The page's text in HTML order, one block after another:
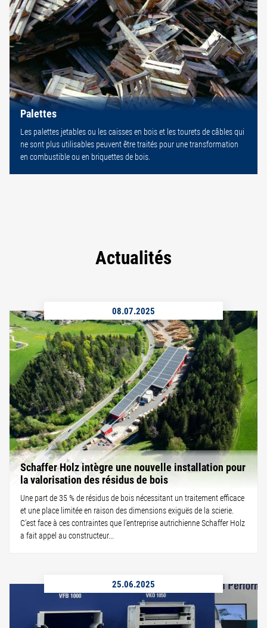
Palettes
Les palettes jetables ou les caisses en bois et les tourets de câbles qui
ne sont plus utilisables peuvent être traités pour une transformation
en combustible ou en briquettes de bois.
Actualités
08.07.2025
Schaffer Holz intègre une nouvelle installation pour
la valorisation des résidus de bois
Une part de 35 % de résidus de bois nécessitant un traitement efficace
et une place limitée en raison des dimensions exiguës de la scierie.
C’est face à ces contraintes que l’entreprise autrichienne Schaffer Holz
a fait appel au constructeur...
25.06.2025